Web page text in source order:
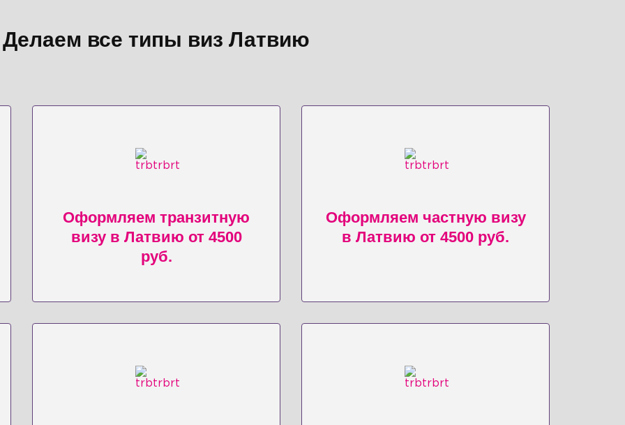
Делаем все типы виз Латвию
Оформляем транзитную
визу в Латвию от 4500
руб.
Оформляем частную визу
в Латвию от 4500 руб.